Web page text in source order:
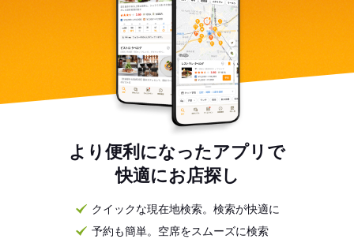
より便利になったアプリで
快適にお店探し
クイックな現在地検索。検索が快適に
予約も簡単。空席をスムーズに検索